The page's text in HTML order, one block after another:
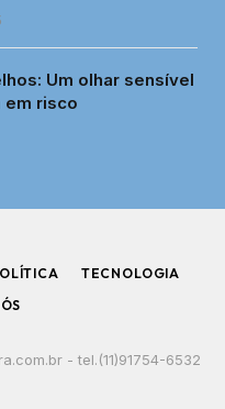
Um olhar sensível
em risco
TECNOLOGIA
- tel.(11)91754-6532